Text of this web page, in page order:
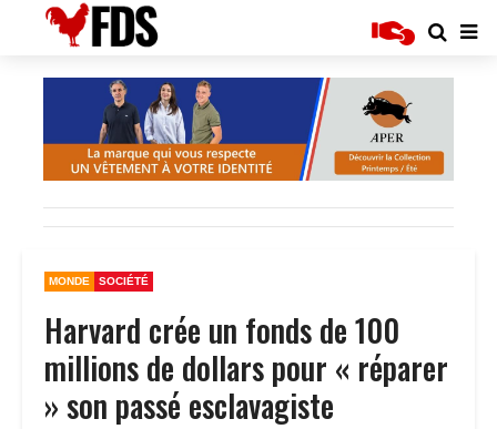
MONDE SOCIÉTÉ
Harvard crée un fonds de 100
millions de dollars pour « réparer
» son passé esclavagiste